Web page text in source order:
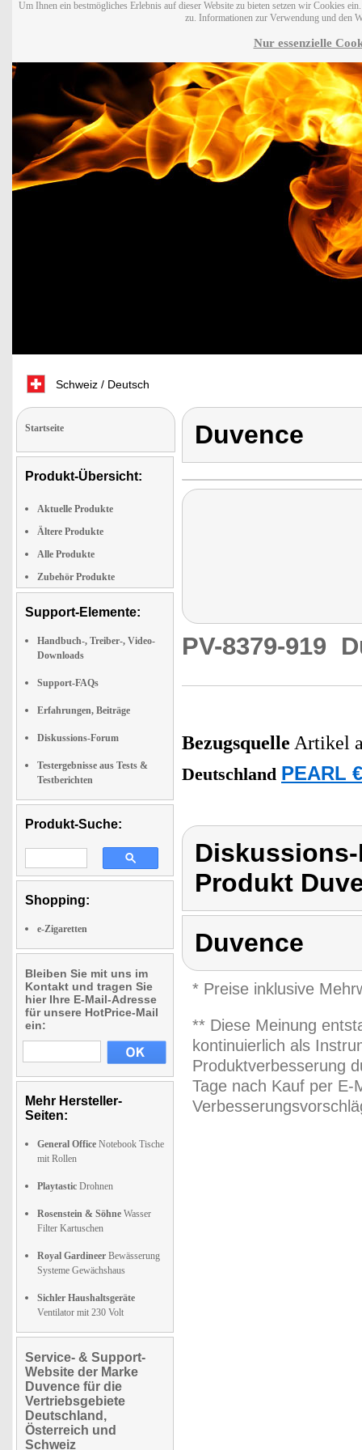
Um Ihnen ein bestmögliches Erlebnis auf dieser Website zu bieten setzen wir Cookies
zu. Informationen zur Verwendung und den
Nur essenzielle
Schweiz / Deutsch
Startseite
Produkt-Übersicht:
Aktuelle Produkte
Ältere Produkte
Alle Produkte
Zubehör Produkte
Support-Elemente:
Handbuch-, Treiber-, Video-
Downloads
Support-FAQs
Erfahrungen, Beiträge
Diskussions-Forum
Testergebnisse aus Tests &
Testberichten
Produkt-Suche:
Shopping:
e-Zigaretten
Bleiben Sie mit uns im
Kontakt und tragen Sie
hier Ihre E-Mail-Adresse
für unsere HotPrice-Mail
ein:
Mehr Hersteller-
Seiten:
General Office Notebook Tische
mit Rollen
Playtastic Drohnen
Rosenstein & Söhne Wasser
Filter Kartuschen
Royal Gardineer Bewässerung
Systeme Gewächshaus
Sichler Haushaltsgeräte
Ventilator mit 230 Volt
Service- & Support-
Website der Marke
Duvence für die
Vertriebsgebiete
Deutschland,
Österreich und
Schweiz
Duvence
PV-8379-919
Bezugsquelle Artikel
Deutschland PEARL
Produkt
Duvence
* Preise inklusive
** Diese Meinung
kontinuierlich als
Produktverbesserung
Tage nach Kauf per E-